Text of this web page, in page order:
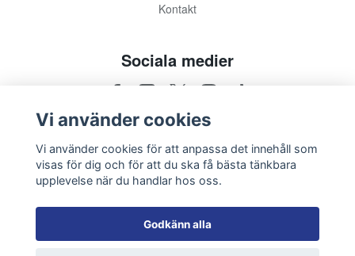
Kontakt
Sociala medier
Vi använder cookies
Vi använder cookies för att anpassa det innehåll som
visas för dig och för att du ska få bästa tänkbara
upplevelse när du handlar hos oss.
Godkänn alla